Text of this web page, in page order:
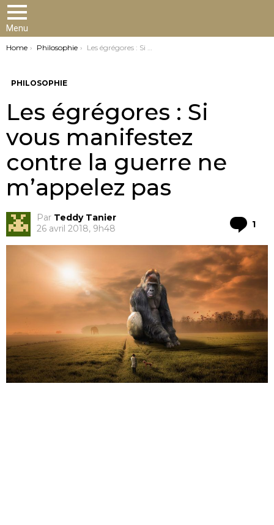
Menu
You are here:
Home Philosophie Les égrégores : Si vous manifestez contre la guerre ne m’appelez pas
PHILOSOPHIE
Les égrégores : Si
vous manifestez
contre la guerre ne
m’appelez pas
Par Teddy Tanier
26 avril 2018, 9h48
1